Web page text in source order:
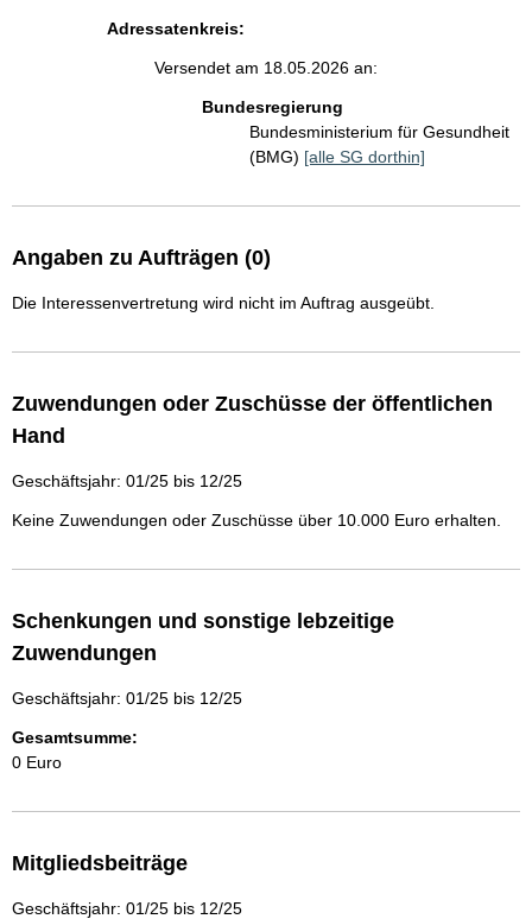
Adressatenkreis:
Versendet am 18.05.2026 an:
Bundesregierung
Bundesministerium für Gesundheit
(BMG) [alle SG dorthin]
Angaben zu Aufträgen (0)
Die Interessenvertretung wird nicht im Auftrag ausgeübt.
Zuwendungen oder Zuschüsse der öffentlichen
Hand
Geschäftsjahr: 01/25 bis 12/25
Keine Zuwendungen oder Zuschüsse über 10.000 Euro erhalten.
Schenkungen und sonstige lebzeitige
Zuwendungen
Geschäftsjahr: 01/25 bis 12/25
Gesamtsumme:
0 Euro
Mitgliedsbeiträge
Geschäftsjahr: 01/25 bis 12/25